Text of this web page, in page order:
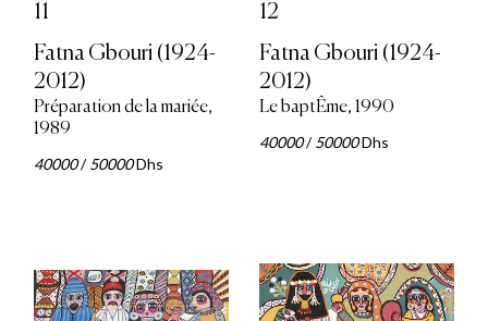
11
Fatna Gbouri (1924-
2012)
Préparation de la mariée,
1989
40000/50000Dhs
12
Fatna Gbouri (1924-
2012)
Le baptÊme, 1990
40000/50000Dhs